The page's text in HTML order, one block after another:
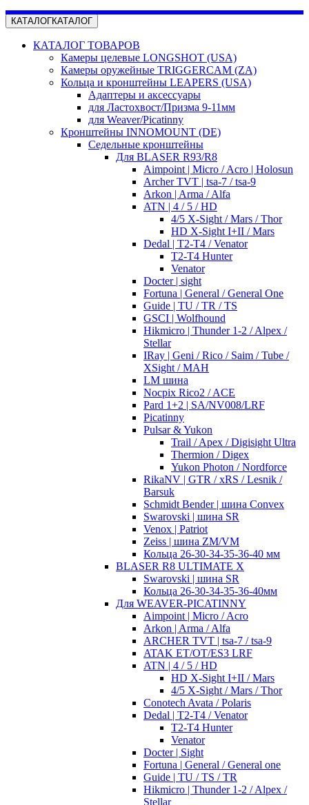
КАТАЛОГКАТАЛОГ
КАТАЛОГ ТОВАРОВ
Камеры целевые LONGSHOT (USA)
Камеры оружейные TRIGGERCAM (ZA)
Кольца и кронштейны LEAPERS (USA)
Адаптеры и аксессуары
для Ластохвост/Призма 9-11мм
для Weaver/Picatinny
Кронштейны INNOMOUNT (DE)
Седельные кронштейны
Для BLASER R93/R8
Aimpoint | Micro / Acro | Holosun
Archer TVT | tsa-7 / tsa-9
Arkon | Arma / Alfa
ATN | 4 / 5 / HD
4/5 X-Sight / Mars / Thor
HD X-Sight I+II / Mars
Dedal | T2-T4 / Venator
T2-T4 Hunter
Venator
Docter | sight
Fortuna | General / General One
Guide | TU / TR / TS
GSCI | Wolfhound
Hikmicro | Thunder 1-2 / Alpex /
Stellar
IRay | Geni / Rico / Saim / Tube /
XSight / MAH
LM шина
Nocpix Rico2 / ACE
Pard 1+2 | SA/NV008/LRF
Picatinny
Pulsar & Yukon
Trail / Apex / Digisight Ultra
Thermion / Digex
Yukon Photon / Nordforce
RikaNV | GTR / xRS / Lesnik /
Barsuk
Schmidt Bender | шина Convex
Swarovski | шина SR
Venox | Patriot
Zeiss | шина ZM/VM
Кольца 26-30-34-35-36-40 мм
BLASER R8 ULTIMATE X
Swarovski | шина SR
Кольца 26-30-34-35-36-40мм
Для WEAVER-PICATINNY
Aimpoint | Micro / Acro
Arkon | Arma / Alfa
ARCHER TVT | tsa-7 / tsa-9
ATAK ET/OT/ES3 LRF
ATN | 4 / 5 / HD
HD X-Sight I+II / Mars
4/5 X-Sight / Mars / Thor
Conotech Avata / Polaris
Dedal | T2-T4 / Venator
T2-T4 Hunter
Venator
Docter | Sight
Fortuna | General / General one
Guide | TU / TS / TR
Hikmicro | Thunder 1-2 / Alpex /
Stellar